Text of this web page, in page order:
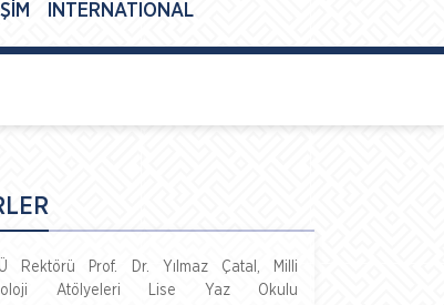
INTERNATIONAL
Rektörü Prof. Dr. Yılmaz Çatal, Milli
Atölyeleri Lise Yaz Okulu